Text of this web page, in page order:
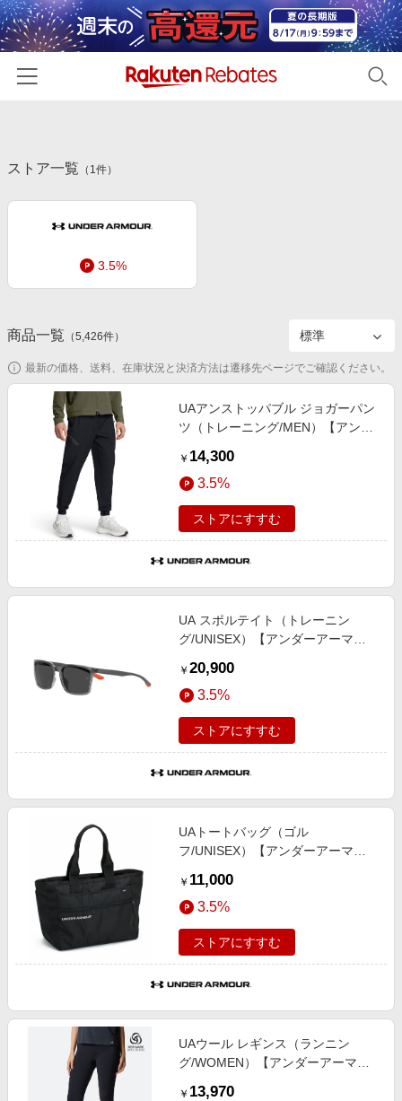
カテゴリー一覧
百貨店・総合ECモール
ファッション・インナー・小物
食品・スイーツ・お酒
家電・PC・スマホ・カメラ
エンタメ
スポーツ・アウトドア・ゴルフ
インテリア・寝具
ペット・花・DIY・車
旅行・レジャー・ホテル予約
金融・マネー・保険
初回購入者限定特典
新着ストアのご紹介
電子書籍特集
楽天ペイ導入ストア
楽天サービス特集
旅行特集
わくわく夏特集
とことん買い物チャレンジ
Apple公式サイト×楽天カード分割払い
Samsung ボーナスキャンペーン
友達紹介
楽天IDでログイン/会員登録
ストア一覧 （ 1件）
3.5%
商品一覧 （5,426件）
最新の価格、送料、在庫状況と決済方法は遷移先ページでご確認ください。
UAアンストッパブル ジョガーパン
ツ（トレーニング/MEN）【アンダ
￥ 14,300
3.5%
ストアにすすむ
UA スポルテイト（トレーニン
グ/UNISEX）【アンダーアーマ
￥ 20,900
3.5%
ストアにすすむ
UAトートバッグ（ゴル
フ/UNISEX）【アンダーアーマ
￥ 11,000
3.5%
ストアにすすむ
UAウール レギンス（ランニン
グ/WOMEN）【アンダーアーマ
￥ 13,970